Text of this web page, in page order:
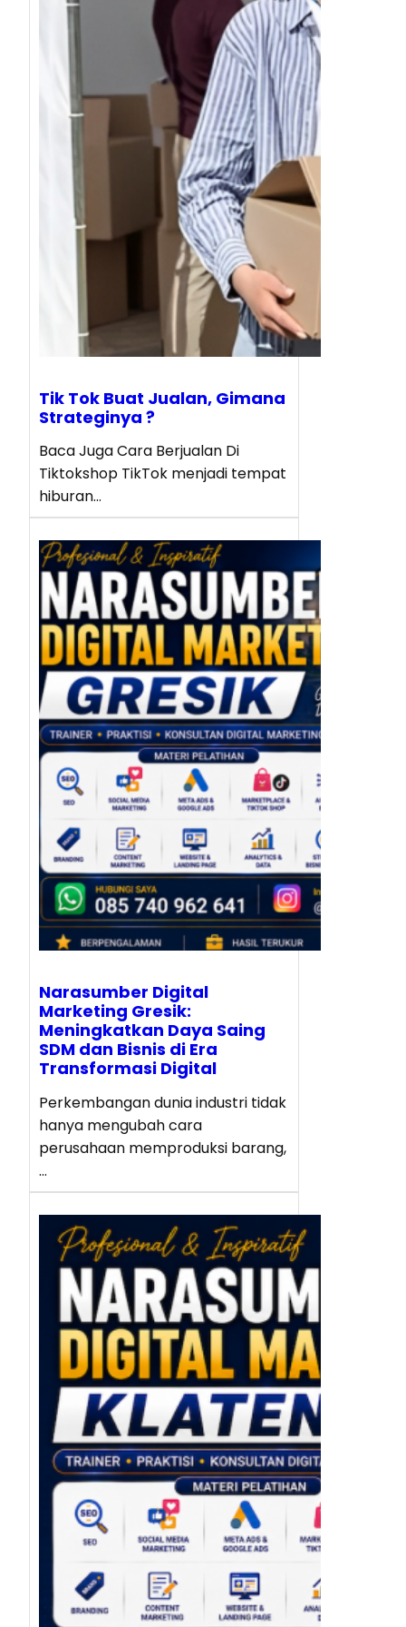
Tik Tok Buat Jualan, Gimana
Strateginya ?
Baca Juga Cara Berjualan Di
Tiktokshop TikTok menjadi tempat
hiburan…
Narasumber Digital
Marketing Gresik:
Meningkatkan Daya Saing
SDM dan Bisnis di Era
Transformasi Digital
Perkembangan dunia industri tidak
hanya mengubah cara
perusahaan memproduksi barang,
…